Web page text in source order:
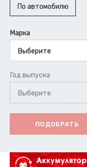
По автомобилю
Марка
Выберите
Год выпуска
Выберите
ПОДОБРАТЬ